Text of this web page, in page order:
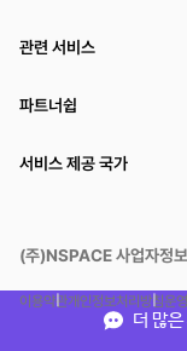
더 많은
관련 서비스
파트너쉽
서비스 제공 국가
(주)NSPACE 사업자정보
이용약관개인정보처리방침운
스페이스클라우드는 통신판